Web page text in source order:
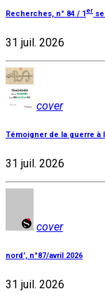
Recherches, n° 84 / 1 er
31 juil. 2026
cover
Témoigner de la guerre à
31 juil. 2026
cover
nord', n°87/avril 2026
31 juil. 2026